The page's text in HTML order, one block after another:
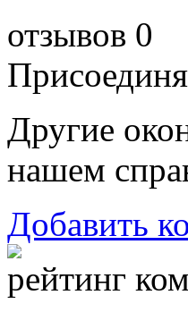
отзывов 0
Другие
нашем
Добавить
рейтинг